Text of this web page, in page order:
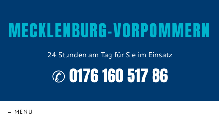
MECKLENBURG-VORPOMMERN
24 Stunden am Tag für Sie im Einsatz
✆ 0176 160 517 86
≡ MENU